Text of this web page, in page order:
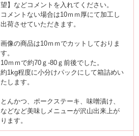
望】などコメントを入れてください。
コメントない場合は10ｍｍ厚にて加工し
出荷させていただきます。
画像の商品は10ｍｍでカットしておりま
す。
10ｍｍで約70ｇ-80ｇ前後でした。
約1kg程度に小分けパックにして箱詰めい
たします。
とんかつ、ポークステーキ、味噌漬け、
などなど美味しメニューが沢山出来上が
ります。